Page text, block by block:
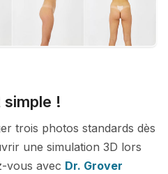
simple !
trois photos standards dès
une simulation 3D lors
vous avec Dr. Grover